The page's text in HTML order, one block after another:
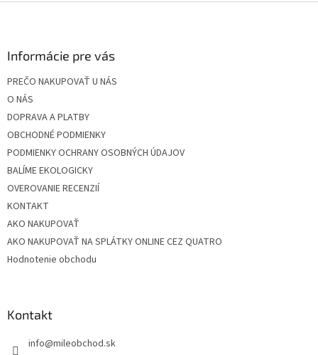
Informácie pre vás
PREČO NAKUPOVAŤ U NÁS
O NÁS
DOPRAVA A PLATBY
OBCHODNÉ PODMIENKY
PODMIENKY OCHRANY OSOBNÝCH ÚDAJOV
BALÍME EKOLOGICKY
OVEROVANIE RECENZIÍ
KONTAKT
AKO NAKUPOVAŤ
AKO NAKUPOVAŤ NA SPLÁTKY ONLINE CEZ QUATRO
Hodnotenie obchodu
Kontakt
info@mileobchod.sk